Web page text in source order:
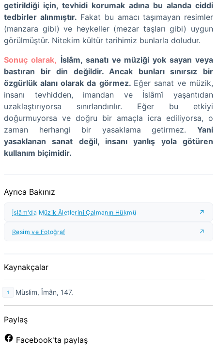
getirildiği için, tevhidi korumak adına bu alanda ciddi
tedbirler alınmıştır. Fakat bu amacı taşımayan resimler
(manzara gibi) ve heykeller (mezar taşları gibi) uygun
görülmüştür. Nitekim kültür tarihimiz bunlarla doludur.
Sonuç olarak, İslâm, sanatı ve müziği yok sayan veya
bastıran bir din değildir. Ancak bunları sınırsız bir
özgürlük alanı olarak da görmez. Eğer sanat ve müzik,
insanı tevhidden, imandan ve İslâmî yaşantıdan
uzaklaştırıyorsa sınırlandırılır. Eğer bu etkiyi
doğurmuyorsa ve doğru bir amaçla icra ediliyorsa, o
zaman herhangi bir yasaklama getirmez. Yani
yasaklanan sanat değil, insanı yanlış yola götüren
kullanım biçimidir.
Ayrıca Bakınız
İslâm'da Müzik Âletlerini Çalmanın Hükmü
Resim ve Fotoğraf
Kaynakçalar
Müslim, Îmân, 147.
Paylaş
Facebook'ta paylaş